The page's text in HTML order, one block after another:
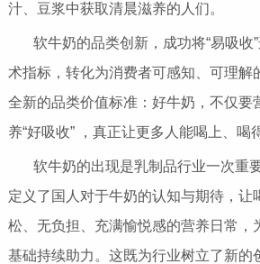
汁、豆浆中获取清晨滋养的人们。
软牛奶的品类创新，成功将“易吸收
术指标，转化为消费者可感知、可理解
全新的品类价值标准：好牛奶，不仅要
养“好吸收” ，真正让更多人能喝上、喝
软牛奶的出现是乳制品行业一次重
定义了国人对于牛奶的认知与期待，让
松、无负担、充满愉悦感的营养日常，
基础持续助力。这既为行业树立了新的